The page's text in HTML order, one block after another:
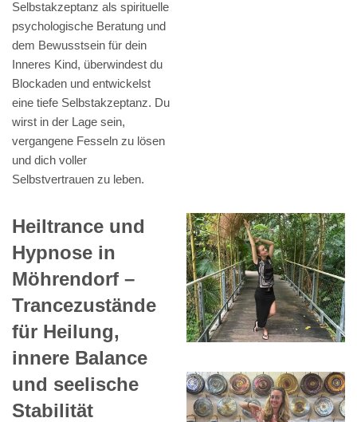
Selbstakzeptanz als spirituelle
psychologische Beratung und
dem Bewusstsein für dein
Inneres Kind, überwindest du
Blockaden und entwickelst
eine tiefe Selbstakzeptanz. Du
wirst in der Lage sein,
vergangene Fesseln zu lösen
und dich voller
Selbstvertrauen zu leben.
Heiltrance und
Hypnose in
Möhrendorf –
Trancezustände
für Heilung,
innere Balance
und seelische
Stabilität